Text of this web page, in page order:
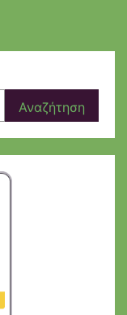
Αναζήτηση